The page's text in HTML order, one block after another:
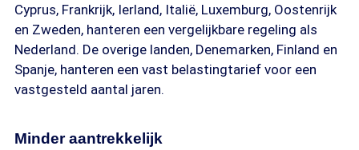
Cyprus, Frankrijk, Ierland, Italië, Luxemburg, Oostenrijk
en Zweden, hanteren een vergelijkbare regeling als
Nederland. De overige landen, Denemarken, Finland en
Spanje, hanteren een vast belastingtarief voor een
vastgesteld aantal jaren.
Minder aantrekkelijk